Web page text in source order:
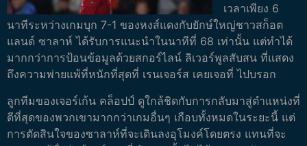
เวลาเพียง 6
นาทีระหว่างเกมบุก 7-1 ของหงส์แดงกับยักษ์ใหญ่ชาวสก็อต
แลนด์ ซาลาห์ ได้รับการแนะนำในนาทีที่ 68 เท่านั้น แต่ทำได้
มากกว่าการป้อนข้อมูลด้วยสกอร์ไลน์ ลิเวอร์พูลสับสน ที่แสดง
ถึงความพ่ายแพ้ที่หนักที่สุดที่ เรนเจอร์ส เคยเจอที่ ไปบรอก
ลูกทีมของเจอร์เก้น คล็อปป์ ดูใกล้ชิดกับการกลับมาสู่ตำแหน่งที่
ดีที่สุดของพวกเขามากกว่าเกมอื่นๆ เกือบทั้งหมดในระยะนี้ แต่
การตัดสินใจของซาลาห์ที่จะเดินลงอุโมงค์โดยตรง แทนที่จะ